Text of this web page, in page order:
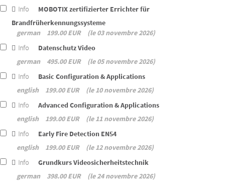
Info
MOBOTIX zertifizierter Errichter für
Brandfrüherkennungssysteme
german
199.00 EUR
le 03 novembre 2026
Info
Datenschutz Video
german
495.00 EUR
le 05 novembre 2026
Info
Basic Configuration & Applications
english
199.00 EUR
le 10 novembre 2026
Info
Advanced Configuration & Applications
english
199.00 EUR
le 11 novembre 2026
Info
Early Fire Detection EN54
english
199.00 EUR
le 12 novembre 2026
Info
Grundkurs Videosicherheitstechnik
german
398.00 EUR
le 24 novembre 2026